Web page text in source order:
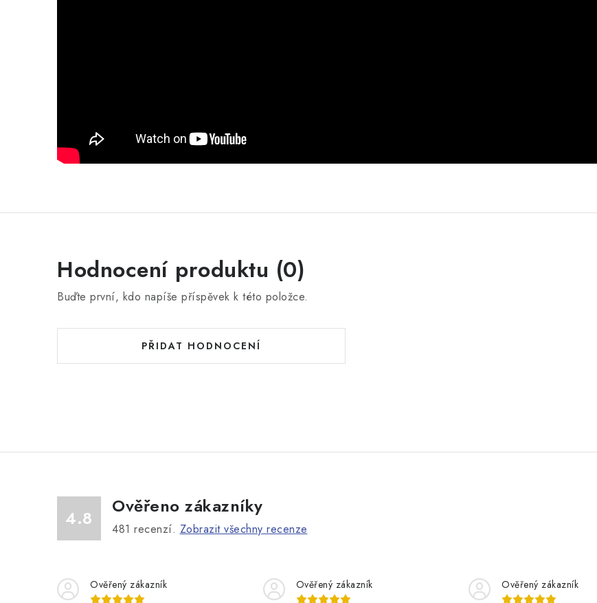
Hodnocení produktu (0)
Buďte první, kdo napíše příspěvek k této položce.
PŘIDAT HODNOCENÍ
4.8
Ověřeno zákazníky
481 recenzí. Zobrazit všechny recenze
Ověřený zákazník Ověřený zákazník Ověřený zákazník